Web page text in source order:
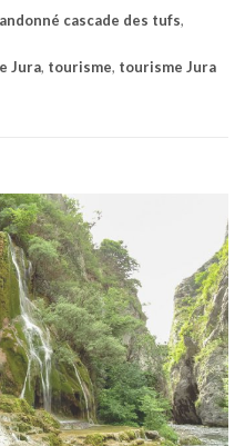
cascade des tufs,
Jura, tourisme, tourisme Jura